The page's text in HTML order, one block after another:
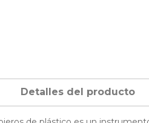
Detalles del producto